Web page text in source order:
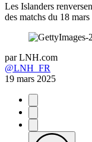
Les Islanders
des matchs du 18 mars
par LNH.com
@LNH_FR
19 mars 2025